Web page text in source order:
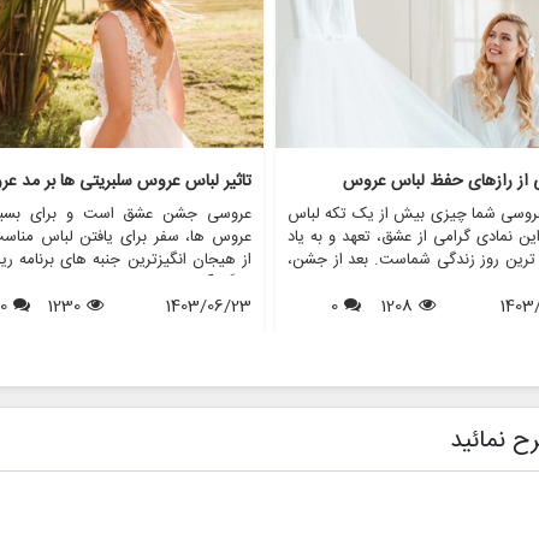
از رازهای حفظ لباس عروس
شما چیزی بیش از یک تکه لباس
نمادی گرامی از عشق، تعهد و به یاد
ترین روز زندگی شماست. بعد از جشن،
که با لباس عروسم چه کنم؟ در حالی
به زیبایی روزی که آن را پوشیده اید،
ماند. همچنین نشان خواهیم داد که
1208
0
تاثیر لباس عروس سلبریتی ها بر مد
عروسی جشن عشق است و برای
عروس ها، سفر برای یافتن لباس
از هیجان انگیزترین جنبه های برنامه
بزرگ آنهاست. در طول سال ها،
افراد مشهور نقش مهمی در شکل دهی به
های عروسی افراد مشهور بر مد
1403/06/23
1230
0
نمائید